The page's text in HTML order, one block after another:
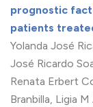
prognostic
patients
Yolanda José
José Ricardo
Renata Erbert
Branbilla, Ligia